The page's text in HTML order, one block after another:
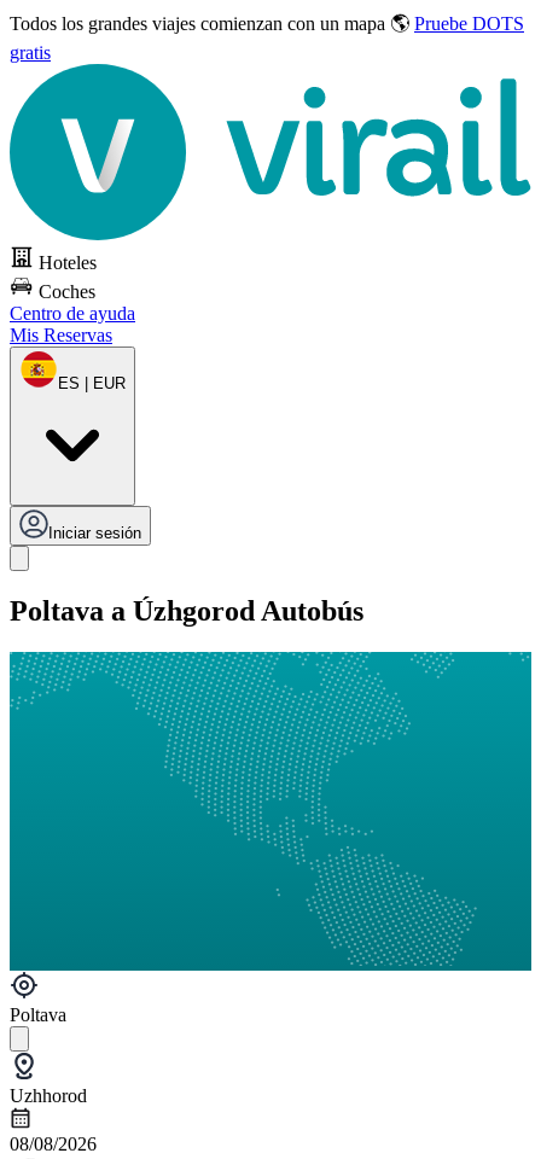
Todos los grandes viajes comienzan con un mapa 🌎 Pruebe DOTS
gratis
Hoteles
Coches
Centro de ayuda
Mis Reservas
ES | EUR
Iniciar sesión
Poltava a Úzhgorod Autobús
Poltava
Uzhhorod
08/08/2026